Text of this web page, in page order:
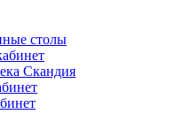
столы
Скандия